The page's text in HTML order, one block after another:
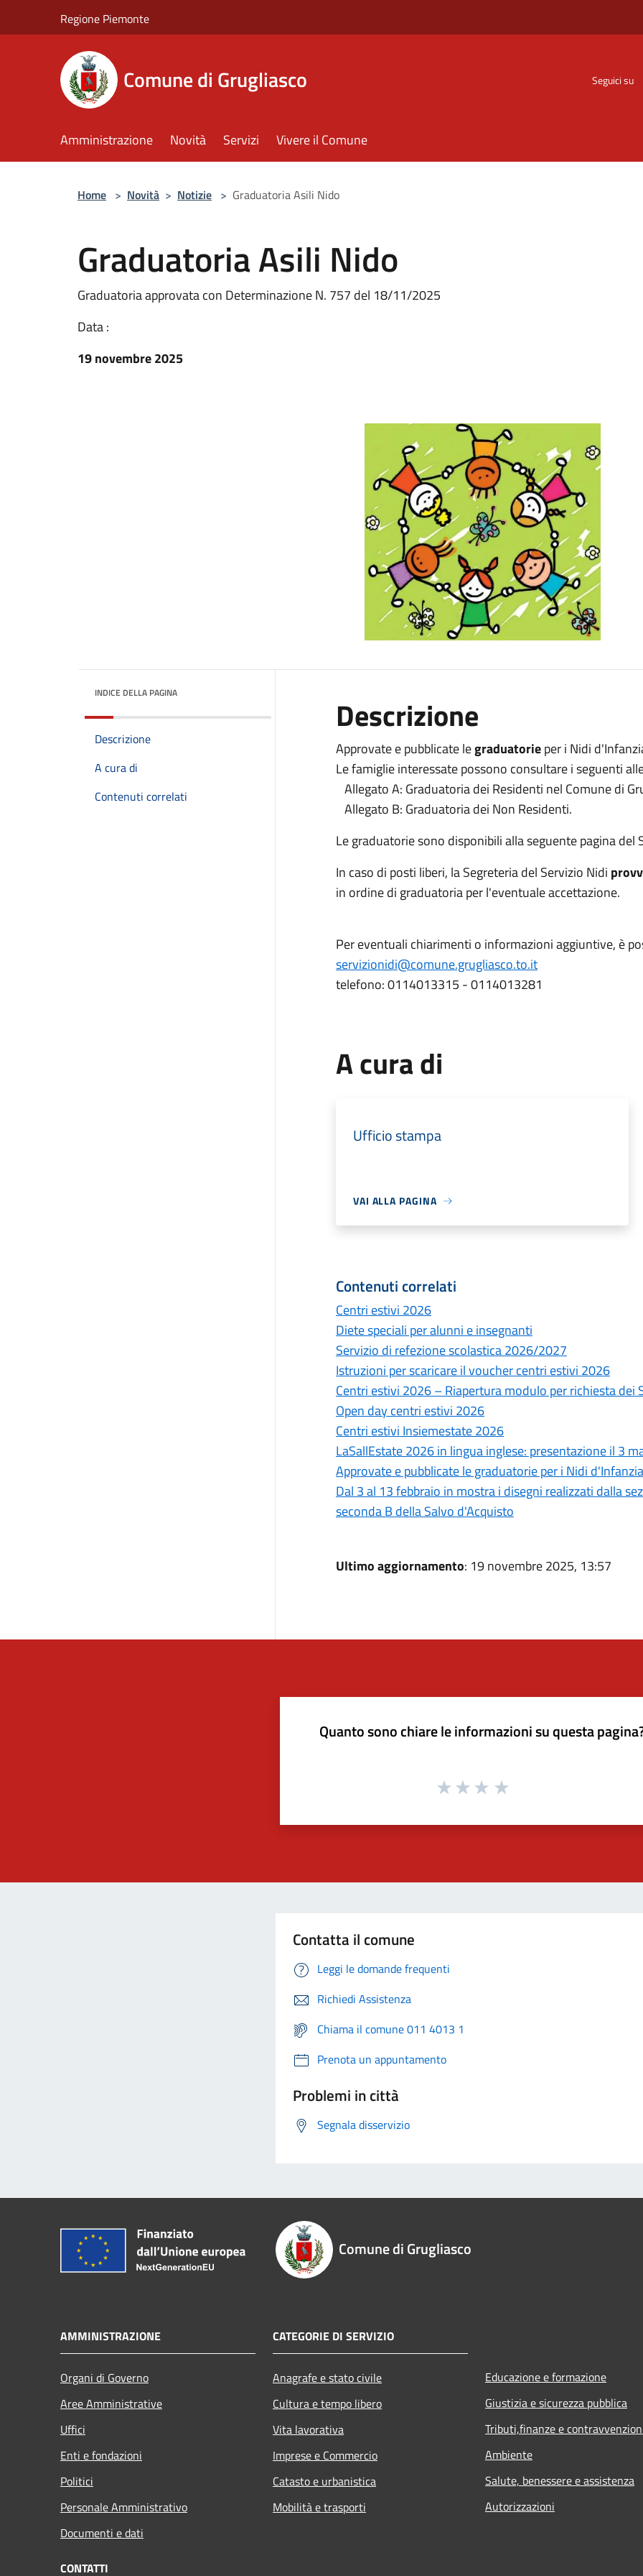
Regione Piemonte
Comune di Grugliasco Seguici su
Amministrazione Novità Servizi Vivere il Comune
Home > Novità > Notizie > Graduatoria Asili Nido
Graduatoria Asili Nido
Graduatoria approvata con Determinazione N. 757 del 18/11/2025
Data :
19 novembre 2025
INDICE DELLA PAGINA
Descrizione
A cura di
Contenuti correlati
Descrizione
Approvate e pubblicate legraduatorieper i Nidi
Le famiglie interessate possono consultare i seguenti
Allegato A: Graduatoria dei Residenti nel Comune di
Allegato B: Graduatoria dei Non Residenti.
Le graduatorie sono disponibili alla seguente pagina del
In caso di posti liberi, la Segreteria del Servizio Nidi
in ordine di graduatoria per l'eventuale accettazione.
Per eventuali chiarimenti o informazioni aggiuntive, è
servizionidi@comune.grugliasco.to.it
telefono: 0114013315 - 0114013281
A cura di
Ufficio stampa
VAI ALLA PAGINA
Contenuti correlati
Centri estivi 2026
Diete speciali per alunni e insegnanti
Servizio di refezione scolastica 2026/2027
Istruzioni per scaricare il voucher centri estivi 2026
Centri estivi 2026 – Riapertura modulo per richiesta
Open day centri estivi 2026
Centri estivi Insiemestate 2026
LaSallEstate 2026 in lingua inglese: presentazione il 3
Approvate e pubblicate le graduatorie per i Nidi
Dal 3 al 13 febbraio in mostra i disegni realizzati dalla
seconda B della Salvo d'Acquisto
Ultimo aggiornamento: 19 novembre 2025, 13:57
Quanto sono chiare le informazioni su questa
Contatta il comune
Leggi le domande frequenti
Richiedi Assistenza
Chiama il comune 011 4013 1
Prenota un appuntamento
Problemi in città
Segnala disservizio
Comune di Grugliasco
AMMINISTRAZIONE
Organi di Governo
Aree Amministrative
Uffici
Enti e fondazioni
Politici
Personale Amministrativo
Documenti e dati
CATEGORIE DI SERVIZIO
Anagrafe e stato civile
Cultura e tempo libero
Vita lavorativa
Imprese e Commercio
Catasto e urbanistica
Mobilità e trasporti
Educazione e formazione
Giustizia e sicurezza pubblica
Tributi,finanze e
Ambiente
Salute, benessere e assistenza
Autorizzazioni
CONTATTI